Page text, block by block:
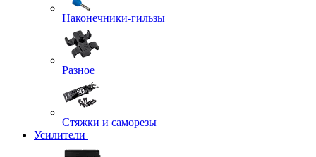
Наконечники-гильзы
Разное
Стяжки и саморезы
Усилители